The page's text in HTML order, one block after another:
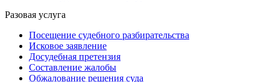
Разовая услуга
Посещение судебного разбирательства
Исковое заявление
Досудебная претензия
Составление жалобы
Обжалование решения суда